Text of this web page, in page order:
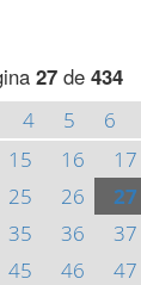
27 de 434
4 5 6
15 16 17
25 26 27
35 36 37
45 46 47